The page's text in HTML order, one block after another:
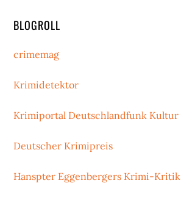
BLOGROLL
crimemag
Krimidetektor
Krimiportal Deutschlandfunk Kultur
Deutscher Krimipreis
Hanspter Eggenbergers Krimi-Kritik